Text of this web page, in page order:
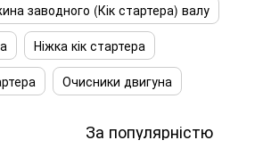
заводного (Кік стартера) валу
Ніжка кік стартера
Очисники двигуна
За популярністю